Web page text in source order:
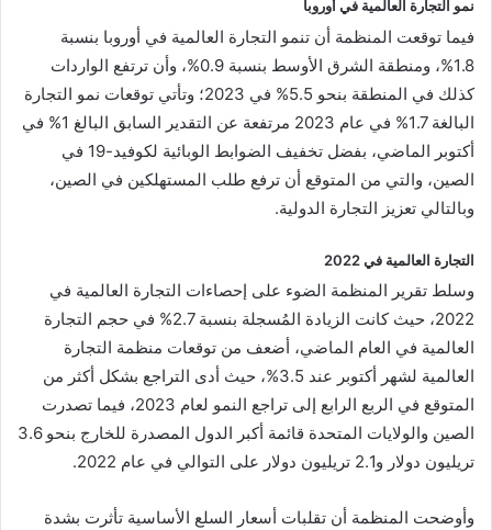
نمو التجارة العالمية في أوروبا
فيما توقعت المنظمة أن تنمو التجارة العالمية في أوروبا بنسبة
1.8%، ومنطقة الشرق الأوسط بنسبة 0.9%، وأن ترتفع الواردات
كذلك في المنطقة بنحو 5.5% في 2023؛ وتأتي توقعات نمو التجارة
البالغة 1.7% في عام 2023 مرتفعة عن التقدير السابق البالغ 1% في
أكتوبر الماضي، بفضل تخفيف الضوابط الوبائية لكوفيد-19 في
الصين، والتي من المتوقع أن ترفع طلب المستهلكين في الصين،
وبالتالي تعزيز التجارة الدولية.
التجارة العالمية في 2022
وسلط تقرير المنظمة الضوء على إحصاءات التجارة العالمية في
2022، حيث كانت الزيادة المُسجلة بنسبة 2.7% في حجم التجارة
العالمية في العام الماضي، أضعف من توقعات منظمة التجارة
العالمية لشهر أكتوبر عند 3.5%، حيث أدى التراجع بشكل أكثر من
المتوقع في الربع الرابع إلى تراجع النمو لعام 2023، فيما تصدرت
الصين والولايات المتحدة قائمة أكبر الدول المصدرة للخارج بنحو 3.6
تريليون دولار و2.1 تريليون دولار على التوالي في عام 2022.
وأوضحت المنظمة أن تقلبات أسعار السلع الأساسية تأثرت بشدة